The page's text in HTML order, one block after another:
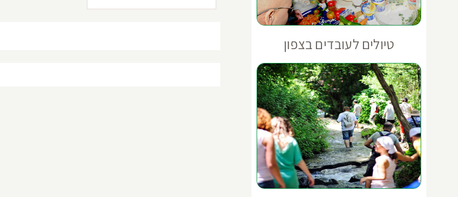
טיולים לעובדים בצפון